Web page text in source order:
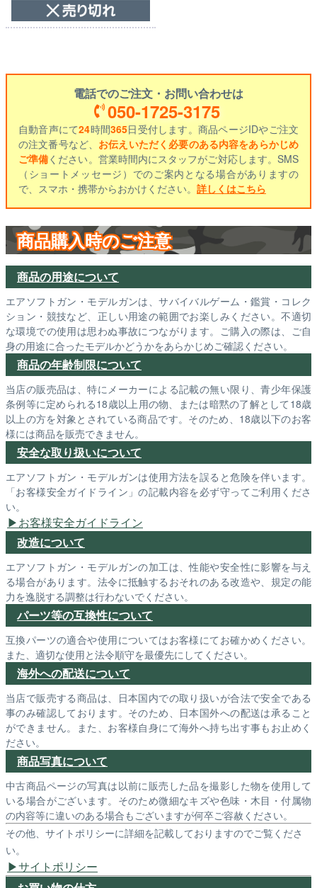
電話でのご注文・お問い合わせは
050-1725-3175
自動音声にて24時間365日受付します。商品ページIDやご注文
の注文番号など、 お伝えいただく必要のある内容をあらかじめ
ご準備ください。営業時間内にスタッフがご対応します。SMS
（ショートメッセージ）でのご案内となる場合がありますの
で、スマホ・携帯からおかけください。 詳しくはこちら
商品購入時のご注意
商品の用途について
エアソフトガン・モデルガンは、サバイバルゲーム・鑑賞・コレク
ション・競技など、正しい用途の範囲でお楽しみください。不適切
な環境での使用は思わぬ事故につながります。ご購入の際は、ご自
身の用途に合ったモデルかどうかをあらかじめご確認ください。
商品の年齢制限について
当店の販売品は、特にメーカーによる記載の無い限り、青少年保護
条例等に定められる18歳以上用の物、または暗黙の了解として18歳
以上の方を対象とされている商品です。そのため、18歳以下のお客
様には商品を販売できません。
安全な取り扱いについて
エアソフトガン・モデルガンは使用方法を誤ると危険を伴います。
「お客様安全ガイドライン」の記載内容を必ず守ってご利用くださ
い。
お客様安全ガイドライン
改造について
エアソフトガン・モデルガンの加工は、性能や安全性に影響を与え
る場合があります。法令に抵触するおそれのある改造や、規定の能
力を逸脱する調整は行わないでください。
パーツ等の互換性について
互換パーツの適合や使用についてはお客様にてお確かめください。
また、適切な使用と法令順守を最優先にしてください。
海外への配送について
当店で販売する商品は、日本国内での取り扱いが合法で安全である
事のみ確認しております。そのため、日本国外への配送は承ること
ができません。また、お客様自身にて海外へ持ち出す事もお止めく
ださい。
商品写真について
中古商品ページの写真は以前に販売した品を撮影した物を使用して
いる場合がございます。そのため微細なキズや色味・木目・付属物
の内容等に違いのある場合もございますが何卒ご容赦ください。
その他、サイトポリシーに詳細を記載しておりますのでご覧くださ
い。
サイトポリシー